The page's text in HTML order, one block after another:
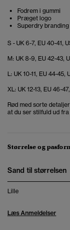
Fodrem i gummi
Præget logo
Superdry
S - UK 6-7, EU 40-41,
M: UK 8-9, EU 42-43,
L: UK 10-11, EU 44-45,
XL: UK 12-13, EU 46-
Rød med sorte
at du ser stilfuld ud
Størrelse og
Sand til størrelsen
Lille
Læs Anmeldelser